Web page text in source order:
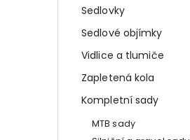
Sedlovky
Sedlové objímky
Vidlice a tlumiče
Zapletená kola
Kompletní sady
MTB sady